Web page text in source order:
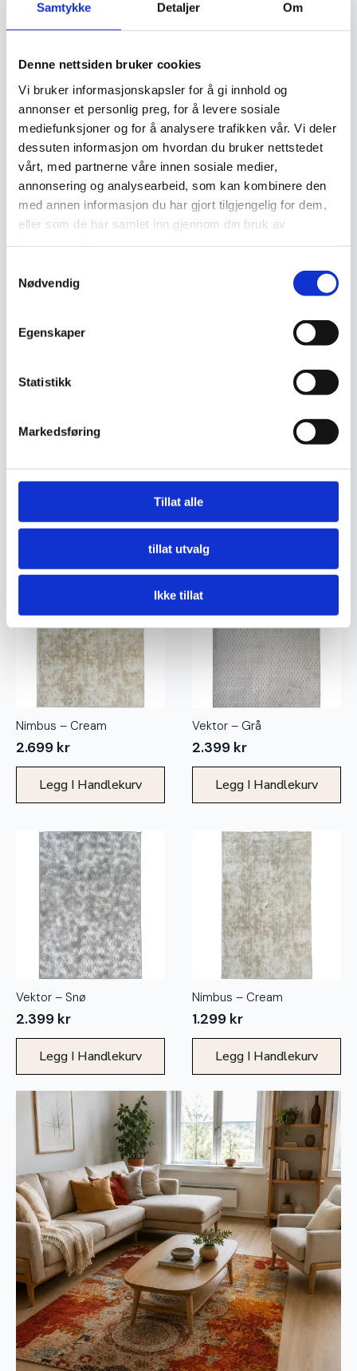
Samtykke Detaljer Om
Denne nettsiden bruker cookies
Vi bruker informasjonskapsler for å gi innhold og
annonser et personlig preg, for å levere sosiale
mediefunksjoner og for å analysere trafikken vår. Vi deler
dessuten informasjon om hvordan du bruker nettstedet
vårt, med partnerne våre innen sosiale medier,
annonsering og analysearbeid, som kan kombinere den
med annen informasjon du har gjort tilgjengelig for dem,
eller som de har samlet inn gjennom din bruk av
Nødvendig
Egenskaper
Statistikk
Markedsføring
Tillat alle
tillat utvalg
Ikke tillat
Relaterte produkter
Nimbus – Grå
1.299kr
Legg I Handlekurv
Vektor – Grå
999kr
Legg I Handlekurv
1.399kr 1.699kr
Nimbus – Cream
2.699 kr
Legg I Handlekurv
Vektor – Grå
2.399 kr
Legg I Handlekurv
Vektor – Snø
2.399 kr
Legg I Handlekurv
Nimbus – Cream
1.299 kr
Legg I Handlekurv